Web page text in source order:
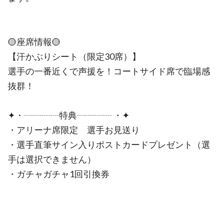
🟡座席情報🟡
【汗かぶりシート（限定30席）】
選手の一番近くで声援を！コートサイド席で臨場感
抜群！
✦・┈┈┈┈特典┈┈┈┈ ・✦
・アリーナ席限定 選手お見送り
・選手直筆サイン入りポストカードプレゼント（選
手は選択できません）
・ガチャガチャ1回引換券